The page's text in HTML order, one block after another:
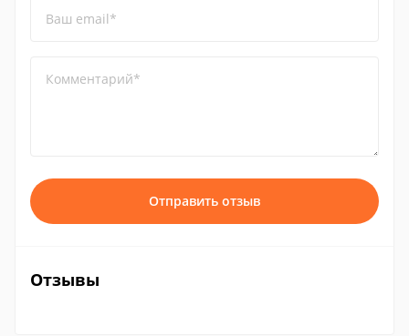
Ваш email*
Комментарий*
Отправить отзыв
Отзывы